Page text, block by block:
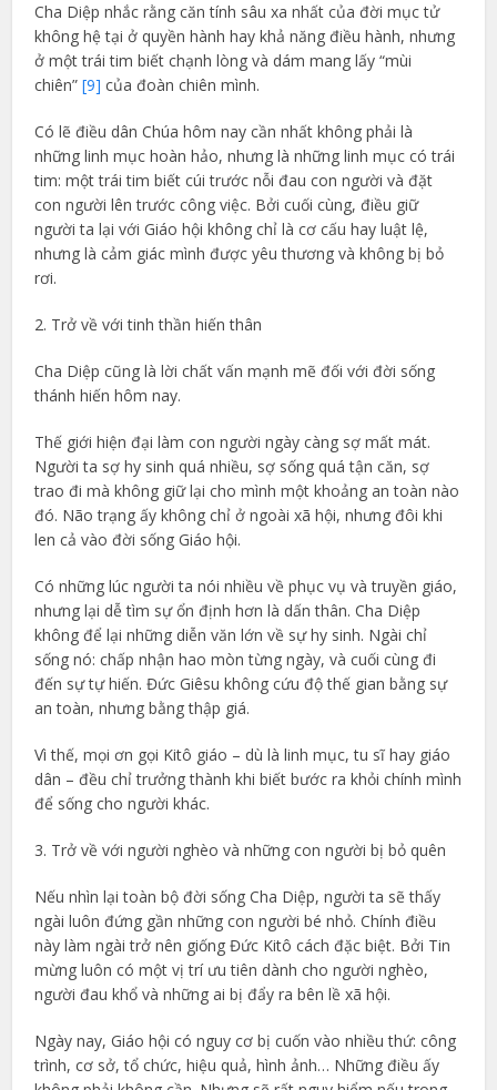
Cha Diệp nhắc rằng căn tính sâu xa nhất của đời mục tử
không hệ tại ở quyền hành hay khả năng điều hành, nhưng
ở một trái tim biết chạnh lòng và dám mang lấy “mùi
chiên”[9] của đoàn chiên mình.
Có lẽ điều dân Chúa hôm nay cần nhất không phải là
những linh mục hoàn hảo, nhưng là những linh mục có trái
tim: một trái tim biết cúi trước nỗi đau con người và đặt
con người lên trước công việc. Bởi cuối cùng, điều giữ
người ta lại với Giáo hội không chỉ là cơ cấu hay luật lệ,
nhưng là cảm giác mình được yêu thương và không bị bỏ
rơi.
2. Trở về với tinh thần hiến thân
Cha Diệp cũng là lời chất vấn mạnh mẽ đối với đời sống
thánh hiến hôm nay.
Thế giới hiện đại làm con người ngày càng sợ mất mát.
Người ta sợ hy sinh quá nhiều, sợ sống quá tận căn, sợ
trao đi mà không giữ lại cho mình một khoảng an toàn nào
đó. Não trạng ấy không chỉ ở ngoài xã hội, nhưng đôi khi
len cả vào đời sống Giáo hội.
Có những lúc người ta nói nhiều về phục vụ và truyền giáo,
nhưng lại dễ tìm sự ổn định hơn là dấn thân. Cha Diệp
không để lại những diễn văn lớn về sự hy sinh. Ngài chỉ
sống nó: chấp nhận hao mòn từng ngày, và cuối cùng đi
đến sự tự hiến. Đức Giêsu không cứu độ thế gian bằng sự
an toàn, nhưng bằng thập giá.
Vì thế, mọi ơn gọi Kitô giáo – dù là linh mục, tu sĩ hay giáo
dân – đều chỉ trưởng thành khi biết bước ra khỏi chính mình
để sống cho người khác.
3. Trở về với người nghèo và những con người bị bỏ quên
Nếu nhìn lại toàn bộ đời sống Cha Diệp, người ta sẽ thấy
ngài luôn đứng gần những con người bé nhỏ. Chính điều
này làm ngài trở nên giống Đức Kitô cách đặc biệt. Bởi Tin
mừng luôn có một vị trí ưu tiên dành cho người nghèo,
người đau khổ và những ai bị đẩy ra bên lề xã hội.
Ngày nay, Giáo hội có nguy cơ bị cuốn vào nhiều thứ: công
trình, cơ sở, tổ chức, hiệu quả, hình ảnh… Những điều ấy